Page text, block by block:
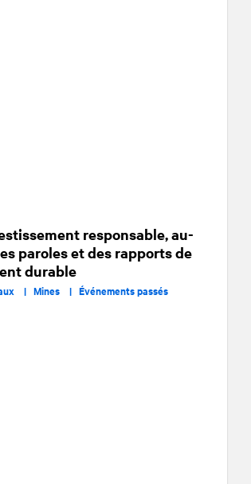
responsable, au-
paroles et des rapports de
durable
| Mines | Événements passés